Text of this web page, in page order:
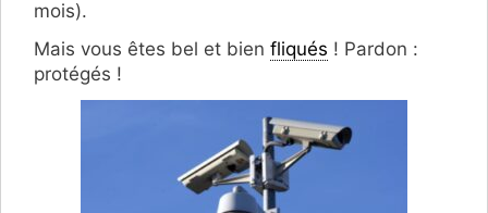
mois).
Mais vous êtes bel et bien fliqués ! Pardon :
protégés !